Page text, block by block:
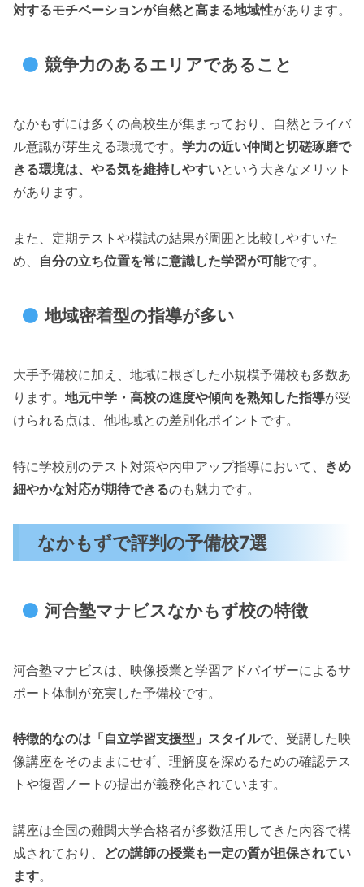
対するモチベーションが自然と高まる地域性があります。
競争力のあるエリアであること
なかもずには多くの高校生が集まっており、自然とライバ
ル意識が芽生える環境です。 学力の近い仲間と切磋琢磨で
きる環境は、やる気を維持しやすいという大きなメリット
があります。
また、定期テストや模試の結果が周囲と比較しやすいた
め、 自分の立ち位置を常に意識した学習が可能です。
地域密着型の指導が多い
大手予備校に加え、地域に根ざした小規模予備校も多数あ
ります。 地元中学・高校の進度や傾向を熟知した指導が受
けられる点は、他地域との差別化ポイントです。
特に学校別のテスト対策や内申アップ指導において、 きめ
細やかな対応が期待できるのも魅力です。
なかもずで評判の予備校7選
河合塾マナビスなかもず校の特徴
河合塾マナビスは、映像授業と学習アドバイザーによるサ
ポート体制が充実した予備校です。
特徴的なのは「自立学習支援型」スタイルで、受講した映
像講座をそのままにせず、理解度を深めるための確認テス
トや復習ノートの提出が義務化されています。
講座は全国の難関大学合格者が多数活用してきた内容で構
成されており、 どの講師の授業も一定の質が担保されてい
ます。